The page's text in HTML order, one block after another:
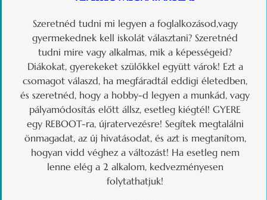
Szeretnéd tudni mi legyen a foglalkozásod,vagy
gyermekednek kell iskolát választani? Szeretnéd
tudni mire vagy alkalmas, mik a képességeid?
Diákokat, gyerekeket szülőkkel együtt várok! Ezt a
csomagot válaszd, ha megfáradtál eddigi életedben,
és szeretnéd, hogy a hobby-d legyen a munkád, vagy
pályamódosítás előtt állsz, esetleg kiégtél! GYERE
egy REBOOT-ra, újratervezésre! Segítek megtalálni
önmagadat, az új hivatásodat, és azt is megtanítom,
hogyan vidd véghez a változást! Ha esetleg nem
lenne elég a 2 alkalom, kedvezményesen
folytathatjuk!